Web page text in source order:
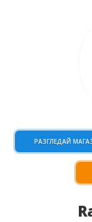
РАЗГЛЕДАЙ